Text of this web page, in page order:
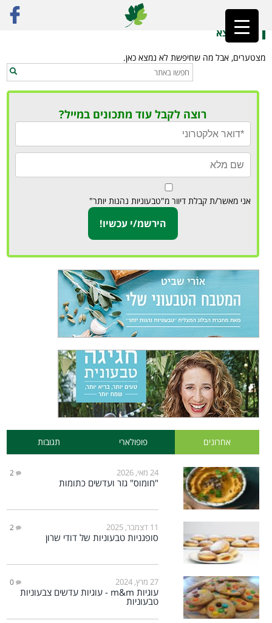
ראשי»בישול בזום
לא נמצא
מצטערים, אבל מה שחיפשת לא נמצא כאן.
רוצה לקבל עוד מתכונים במייל?
אני מאשר/ת קבלת דיוור מ"טבעוניות נהנות יותר"
אחרונים פופולארי תגובות
24 מאי, 2026 2
"חומוס" גזר ועדשים כתומות
11 דצמבר, 2025 2
סופגניות טבעוניות של דודי שרון
27 מרץ, 2024 0
עוגיות m&m - עוגיות עדשים צבעוניות
טבעוניות